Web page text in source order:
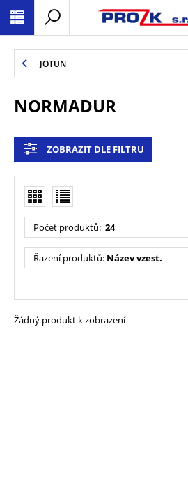
JOTUN
NORMADUR
ZOBRAZIT DLE FILTRU
Počet produktů: 24
Řazení produktů: Název vzest.
Žádný produkt k zobrazení